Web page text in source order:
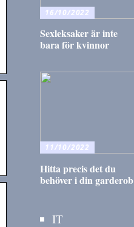
16/10/2022
Sexleksaker är inte
bara för kvinnor
11/10/2022
Hitta precis det du
behöver i din garderob
IT